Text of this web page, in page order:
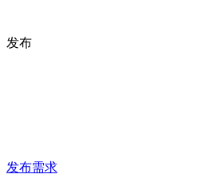
发布
发布需求